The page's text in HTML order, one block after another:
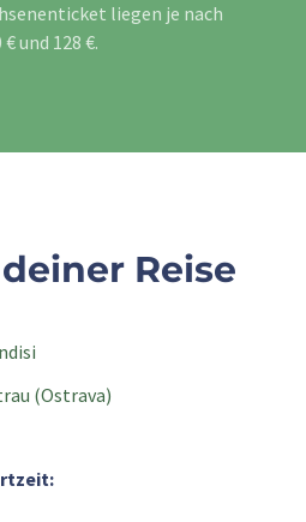
liegen je nach
und 128 €.
Reise
(Ostrava)